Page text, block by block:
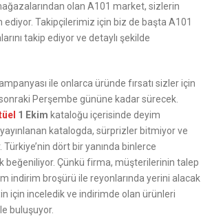
olan A101 market, sizlerin
Takipçilerimiz için biz de başta A101
takip ediyor ve detaylı şekilde
ile onlarca üründe fırsatı sizler için
Perşembe gününe kadar sürecek.
1 Ekim kataloğu içerisinde deyim
katalogda, sürprizler bitmiyor ve
dört bir yanında binlerce
beğeniliyor. Çünkü firma, müşterilerinin talep
indirim broşürü ile reyonlarında yerini alacak
için inceledik ve indirimde olan ürünleri
buluşuyor.